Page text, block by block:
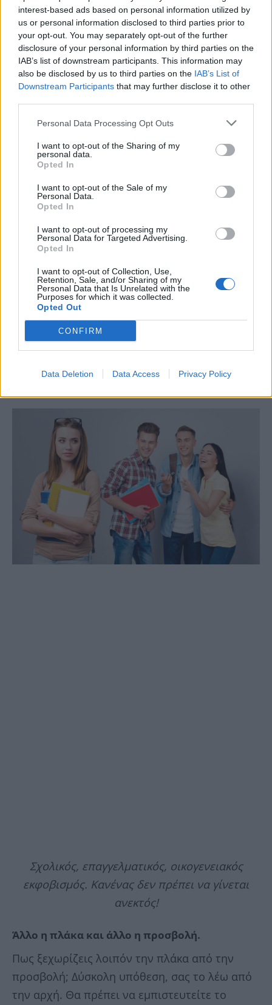
interest-based ads based on personal information utilized by
us or personal information disclosed to third parties prior to
your opt-out. You may separately opt-out of the further
disclosure of your personal information by third parties on the
IAB’s list of downstream participants. This information may
also be disclosed by us to third parties on the IAB’s List of
Downstream Participants that may further disclose it to other
Personal Data Processing Opt Outs
I want to opt-out of the Sharing of my
personal data.
Opted In
I want to opt-out of the Sale of my
Personal Data.
Opted In
I want to opt-out of processing my
Personal Data for Targeted Advertising.
Opted In
I want to opt-out of Collection, Use,
Retention, Sale, and/or Sharing of my
Personal Data that Is Unrelated with the
Purposes for which it was collected.
Opted Out
CONFIRM
Data Deletion Data Access Privacy Policy
Εκεί λοιπόν θα δείξετε τη σταθερότητα της
γνώμης σας και θα απαντήσετε πως όχι απλά
δεν το καταλάβατε το αστείο. Αλλά ότι δεν το
θεωρείται αστείο, παρά μια προσβολή. Από την
ότι μιλάτε σοβαρά και καλό θα ήταν να
ανακαλέσει. Δείξτε τη δύναμη του χαρακτήρα
σας και πως η φράση:πλάκα έκανα
, δεν είναι
αρκετή για εσάς. Εάν έχετε ένα σοβαρό
συνομιλητή απέναντι σας, θα σας ζητήσει
συγνώμη και ας επιμένει στην άποψη του. Εάν
έχετε ένα δειλό ανθρωπάκι, απλά θα ξινίσει
περισσότερο τη μούρη του και εκεί μπορείτε
Σχολικός, επαγγελματικός, οικογενειακός
εκφοβισμός. Κανένας δεν πρέπει να γίνεται
ανεκτός!
Άλλο η πλάκα και άλλο η προσβολή.
Πως ξεχωρίζεις λοιπόν την πλάκα από την
προσβολή; Δύσκολη υπόθεση, σας το λέω από
την αρχή. Θα πρέπει να εμπιστευτείτε το